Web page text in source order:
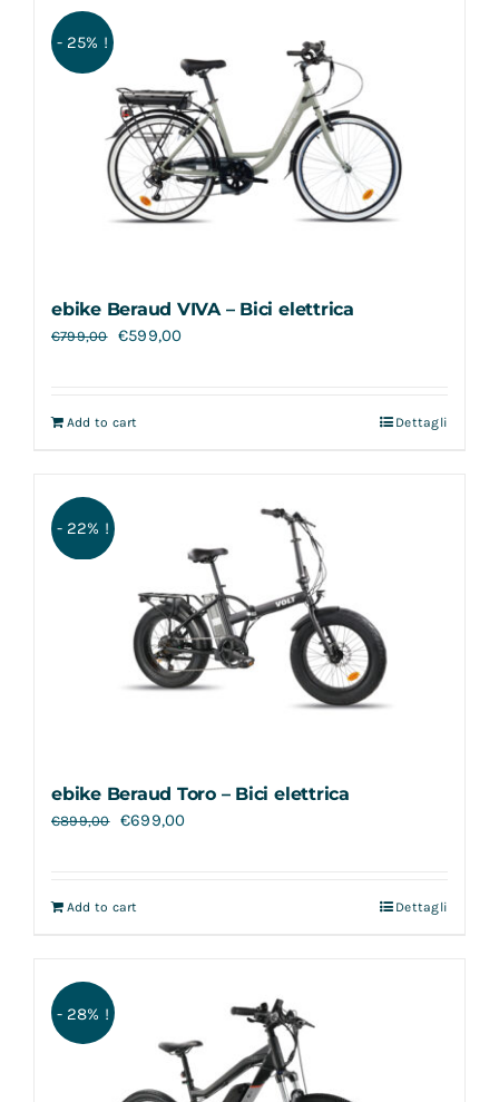
Contatti
- 25% !
ebike Beraud VIVA – Bici elettrica
€799,00 €599,00
Add to cart Dettagli
- 22% !
ebike Beraud Toro – Bici elettrica
€899,00 €699,00
Add to cart Dettagli
- 28% !